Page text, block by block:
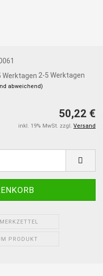
2-5 Werktagen
abweichend)
50,22 €
inkl. 19% MwSt. zzgl. Versand
PRODUKT